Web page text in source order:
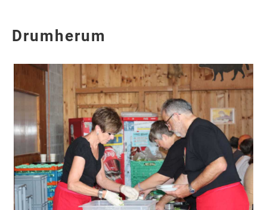
Drumherum